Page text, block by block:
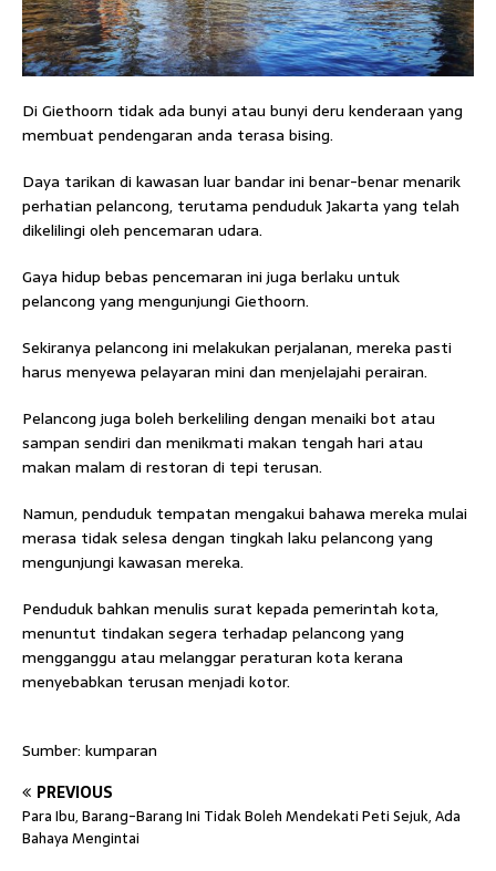
Di Giethoorn tidak ada bunyi atau bunyi deru kenderaan yang
membuat pendengaran anda terasa bising.
Daya tarikan di kawasan luar bandar ini benar-benar menarik
perhatian pelancong, terutama penduduk Jakarta yang telah
dikelilingi oleh pencemaran udara.
Gaya hidup bebas pencemaran ini juga berlaku untuk
pelancong yang mengunjungi Giethoorn.
Sekiranya pelancong ini melakukan perjalanan, mereka pasti
harus menyewa pelayaran mini dan menjelajahi perairan.
Pelancong juga boleh berkeliling dengan menaiki bot atau
sampan sendiri dan menikmati makan tengah hari atau
makan malam di restoran di tepi terusan.
Namun, penduduk tempatan mengakui bahawa mereka mulai
merasa tidak selesa dengan tingkah laku pelancong yang
mengunjungi kawasan mereka.
Penduduk bahkan menulis surat kepada pemerintah kota,
menuntut tindakan segera terhadap pelancong yang
mengganggu atau melanggar peraturan kota kerana
menyebabkan terusan menjadi kotor.
Sumber: kumparan
PREVIOUS
Para Ibu, Barang-Barang Ini Tidak Boleh Mendekati Peti Sejuk, Ada
Bahaya Mengintai